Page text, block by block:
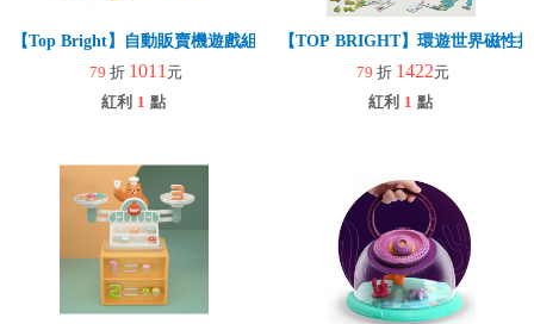
【Top Bright】自動販賣機遊戲組(角色扮演/低幼/互動/親子遊戲)
79 折 1011 元
紅利 1 點
【TOP BRIGHT】環遊世界磁性
79 折 1422元
紅利 1 點